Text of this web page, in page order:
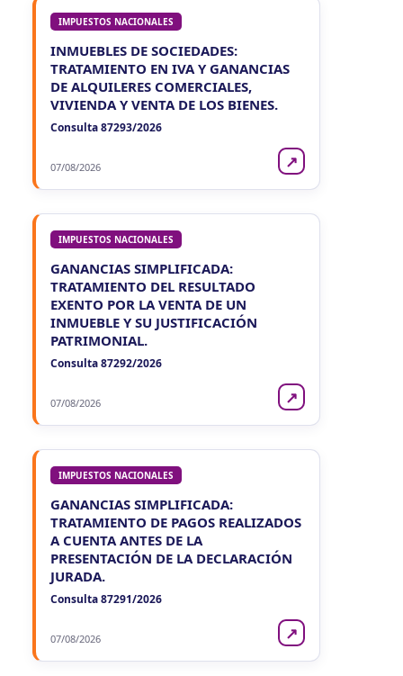
IMPUESTOS NACIONALES
INMUEBLES DE SOCIEDADES:
TRATAMIENTO EN IVA Y GANANCIAS
DE ALQUILERES COMERCIALES,
VIVIENDA Y VENTA DE LOS BIENES.
Consulta 87293/2026
07/08/2026 ↗
IMPUESTOS NACIONALES
GANANCIAS SIMPLIFICADA:
TRATAMIENTO DEL RESULTADO
EXENTO POR LA VENTA DE UN
INMUEBLE Y SU JUSTIFICACIÓN
PATRIMONIAL.
Consulta 87292/2026
07/08/2026 ↗
IMPUESTOS NACIONALES
GANANCIAS SIMPLIFICADA:
TRATAMIENTO DE PAGOS REALIZADOS
A CUENTA ANTES DE LA
PRESENTACIÓN DE LA DECLARACIÓN
JURADA.
Consulta 87291/2026
07/08/2026 ↗